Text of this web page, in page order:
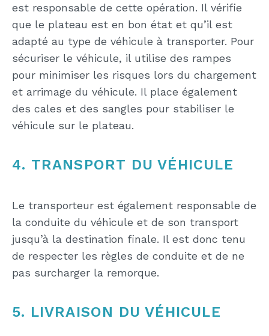
est responsable de cette opération. Il vérifie
que le plateau est en bon état et qu’il est
adapté au type de véhicule à transporter. Pour
sécuriser le véhicule, il utilise des rampes
pour minimiser les risques lors du chargement
et arrimage du véhicule. Il place également
des cales et des sangles pour stabiliser le
véhicule sur le plateau.
4. TRANSPORT DU VÉHICULE
Le transporteur est également responsable de
la conduite du véhicule et de son transport
jusqu’à la destination finale. Il est donc tenu
de respecter les règles de conduite et de ne
pas surcharger la remorque.
5. LIVRAISON DU VÉHICULE